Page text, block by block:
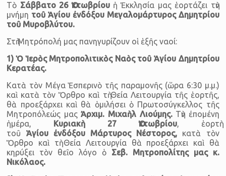
Τὸ Σάββατο 26 Ὀκτωβρίουἡ Ἐκκλησία μας ἑορτάζει τὴν
μνήμη τοῦ Ἁγίου ἐνδόξου Μεγαλομάρτυρος Δημητρίου
τοῦ Μυροβλύτου.
Στὴ Μητρόπολή μας πανηγυρίζουν οἱ ἑξῆς ναοί:
1) Ὁ Ἱερὸς Μητροπολιτικὸς Ναὸς τοῦ Ἁγίου Δημητρίου
Κερατέας.
Κατὰ τὸν Μέγα Ἑσπερινὸ τῆς παραμονῆς (ὥρα 6:30 μ.μ.)
καὶ κατὰ τὸν Ὄρθρο καὶ τὴ Θεία Λειτουργία τῆς ἑορτῆς,
θὰ προεξάρχει καὶ θὰ ὁμιλήσει ὁ Πρωτοσύγκελλος τῆς
Μητροπόλεώς μαςἈρχιμ. Μιχαὴλ Λιούμης. Τὴν ἐπομένη
ἡμέρα, Κυριακὴ 27Ὀκτωβρίου, ἑορτὴ
τοῦ Ἁγίου ἐνδόξου Μάρτυρος Νέστορος, κατὰ τὸν
Ὄρθρο καὶ τὴ Θεία Λειτουργία θὰ προεξάρχει καὶ θὰ
κηρύξει τὸν θεῖο λόγο ὁ Σεβ. Μητροπολίτης μας κ.
Νικόλαος.